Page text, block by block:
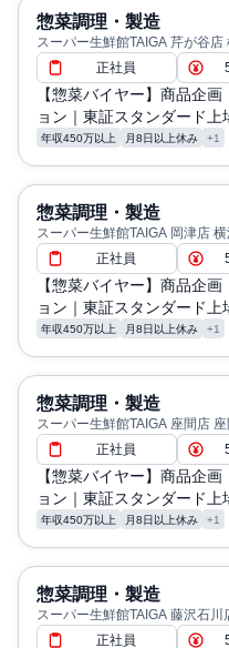
惣菜調理・製造
スーパー生鮮館TAIGA 芹が谷店
正社員
【惣菜バイヤー】商品企
ョン｜東証スタンダード上
年収450万以上 月8日以上休み +1
惣菜調理・製造
スーパー生鮮館TAIGA 岡津店
正社員
【惣菜バイヤー】商品企
ョン｜東証スタンダード上
年収450万以上 月8日以上休み +1
惣菜調理・製造
スーパー生鮮館TAIGA 座間店
正社員
【惣菜バイヤー】商品企
ョン｜東証スタンダード上
年収450万以上 月8日以上休み +1
惣菜調理・製造
スーパー生鮮館TAIGA 藤沢石川
正社員